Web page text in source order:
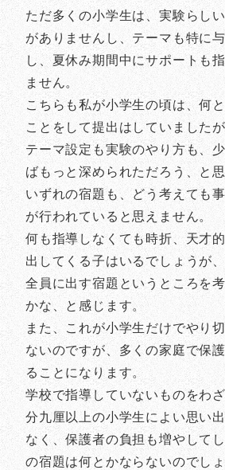
ただ多くの小学生は、実験らし
がありませんし、テーマも特に
し、夏休み期間中にサポートも
ません。
こちらも私が小学生の頃は、何
ことをして提出はしていました
テーマ設定も実験のやり方も、
ばもっと深められただろう、と思
いずれの宿題も、どう考えても
が行われていると思えません。
何も指導しなくても時折、天才
出してくる子はいるでしょうが
全員に出す宿題というところを
かな、と感じます。
また、これが小学生だけでやり
ないのですが、多くの家庭で保
ることになります。
学校で指導していないものをわ
分九厘以上の小学生によい思い
なく、保護者の負担も増やして
の宿題は何とかならないのでしょ